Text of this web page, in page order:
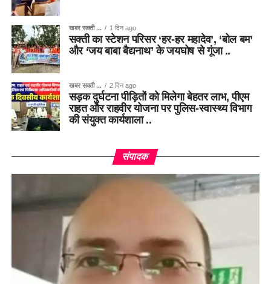
खबर सक्ती ... 1 दिन ago
सक्ती का स्टेशन परिसर ‘हर-हर महादेव’, ‘बोल बम’
और ‘जय बाबा बैद्यनाथ’ के जयघोष से गूंजा ..
खबर सक्ती ... 2 दिन ago
सड़क दुर्घटना पीड़ितों को मिलेगा बेहतर लाभ, पीएम
राहत और राहवीर योजना पर पुलिस-स्वास्थ्य विभाग
की संयुक्त कार्यशाला ..
संपादक